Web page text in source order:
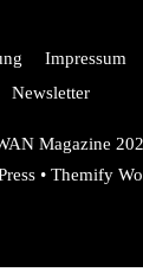
Impressum
Newsletter
Magazine
• Themify